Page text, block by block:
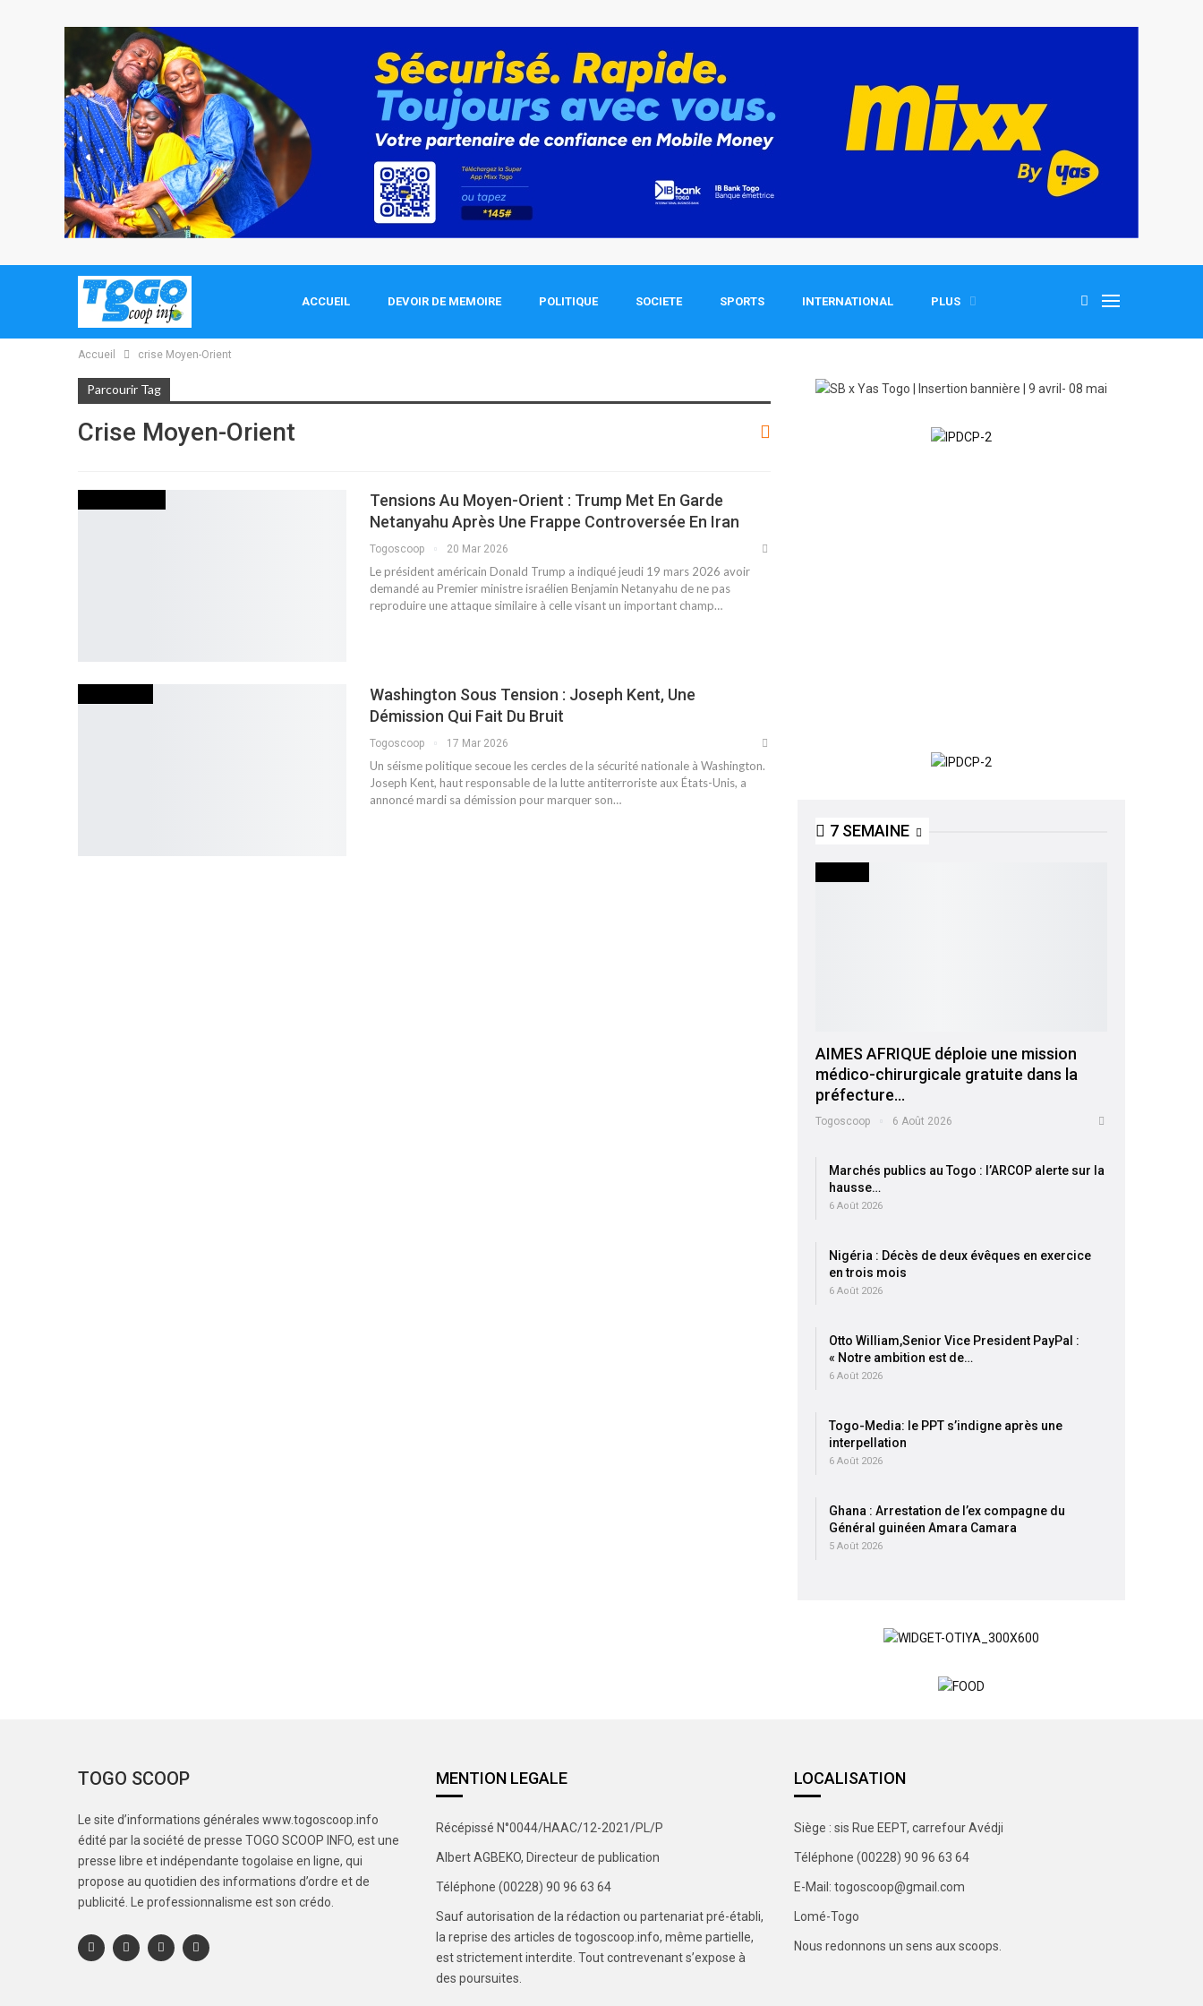
ACCUEIL DEVOIR DE MEMOIRE POLITIQUE SOCIETE SPORTS INTERNATIONAL PLUS
Accueil crise Moyen-Orient
Parcourir Tag
Crise Moyen-Orient
Tensions Au Moyen-Orient : Trump Met En Garde
Netanyahu Après Une Frappe Controversée En Iran
Togoscoop 20 Mar 2026
Le président américain Donald Trump a indiqué jeudi 19 mars 2026 avoir
demandé au Premier ministre israélien Benjamin Netanyahu de ne pas
reproduire une attaque similaire à celle visant un important champ…
Washington Sous Tension : Joseph Kent, Une
Démission Qui Fait Du Bruit
Togoscoop 17 Mar 2026
Un séisme politique secoue les cercles de la sécurité nationale à Washington.
Joseph Kent, haut responsable de la lutte antiterroriste aux États-Unis, a
annoncé mardi sa démission pour marquer son…
7 SEMAINE
AIMES AFRIQUE déploie une mission
médico-chirurgicale gratuite dans la
préfecture…
Togoscoop 6 Août 2026
Marchés publics au Togo : l’ARCOP alerte sur la
hausse…
6 Août 2026
Nigéria : Décès de deux évêques en exercice
en trois mois
6 Août 2026
Otto William,Senior Vice President PayPal :
« Notre ambition est de…
6 Août 2026
Togo-Media: le PPT s’indigne après une
interpellation
6 Août 2026
Ghana : Arrestation de l’ex compagne du
Général guinéen Amara Camara
5 Août 2026
TOGO SCOOP
Le site d’informations générales www.togoscoop.info
édité par la société de presse TOGO SCOOP INFO, est une
presse libre et indépendante togolaise en ligne, qui
propose au quotidien des informations d’ordre et de
publicité. Le professionnalisme est son crédo.
MENTION LEGALE
Récépissé N°0044/HAAC/12-2021/PL/P
Albert AGBEKO, Directeur de publication
Téléphone (00228) 90 96 63 64
Sauf autorisation de la rédaction ou partenariat pré-établi,
la reprise des articles de togoscoop.info, même partielle,
est strictement interdite. Tout contrevenant s’expose à
des poursuites.
LOCALISATION
Siège : sis Rue EEPT, carrefour Avédji
Téléphone (00228) 90 96 63 64
E-Mail: togoscoop@gmail.com
Lomé-Togo
Nous redonnons un sens aux scoops.